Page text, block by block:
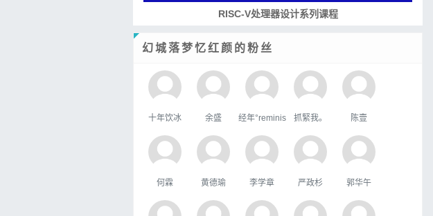
RISC-V处理器设计系列课程
幻城落梦忆红颜的粉丝
十年饮冰 余盛 经年°reminis 抓緊我。 陈壹
何霖 黄德瑜 李学章 严政杉 郭华午